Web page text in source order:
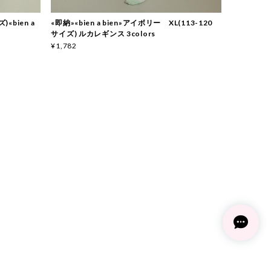
)«bien a
«即納»«bien a bien»アイボリー XL(113-120
サイズ) ルカレギンス 3colors
¥1,782